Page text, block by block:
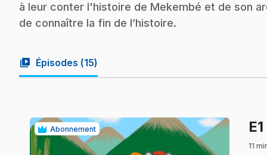
à leur conter l'histoire de Mekembé et de son
de connaître la fin de l’histoire.
video_library Épisodes (15)
Abonnement E1
11